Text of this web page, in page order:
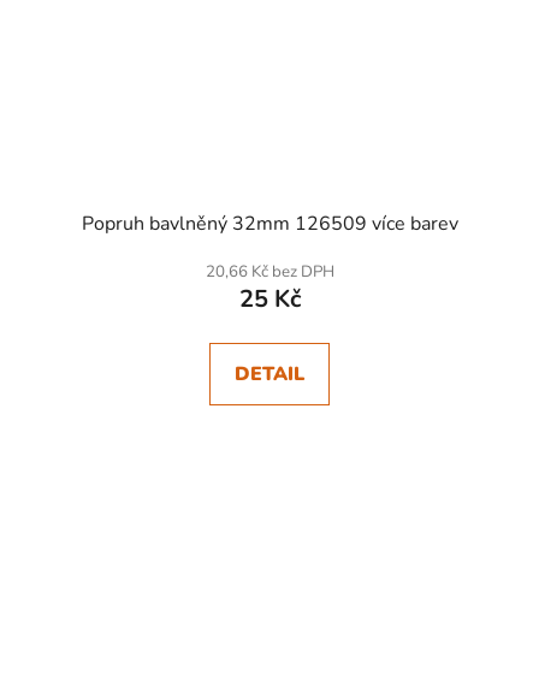
Popruh bavlněný 32mm 126509 více barev
20,66 Kč bez DPH
25 Kč
DETAIL